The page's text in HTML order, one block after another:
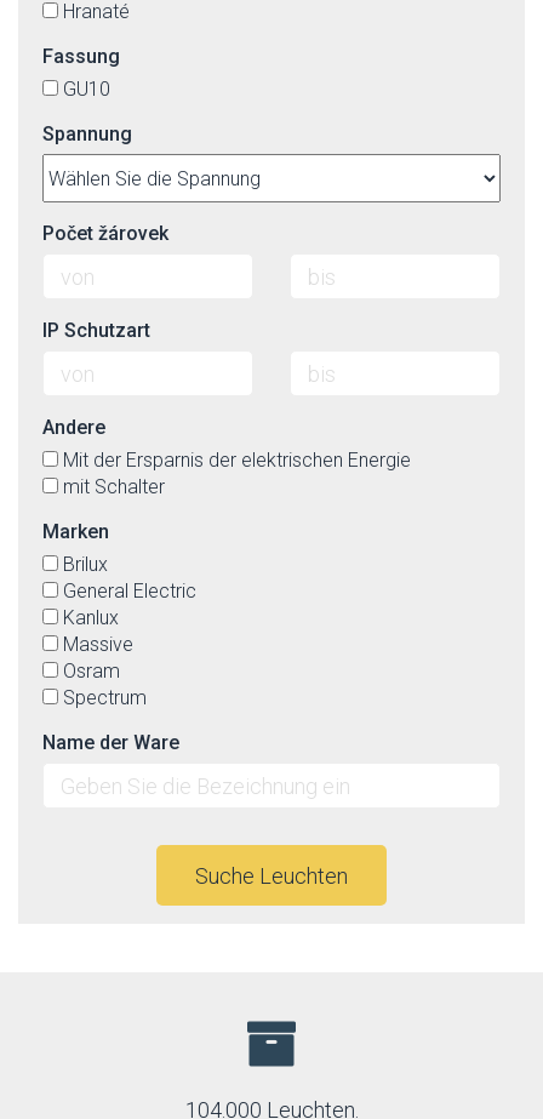
Hranaté
Fassung
GU10
Spannung
Počet žárovek
IP Schutzart
Andere
Mit der Ersparnis der elektrischen Energie
mit Schalter
Marken
Brilux
General Electric
Kanlux
Massive
Osram
Spectrum
Name der Ware
Suche Leuchten
104.000 Leuchten.